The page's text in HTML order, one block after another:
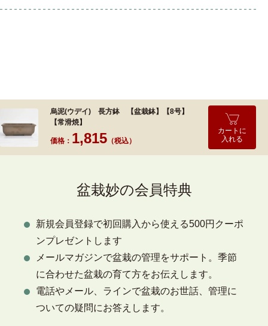
烏泥(ウデイ) 長方鉢 【盆栽鉢】【8号】
【常滑焼】
価格： 1,815 （税込）
カートに
入れる
盆栽妙の会員特典
新規会員登録で初回購入から使える500円クーポ
ンプレゼントします
メールマガジンで盆栽の管理をサポート。季節
に合わせた盆栽の育て方をお伝えします。
電話やメール、ラインで盆栽のお世話、管理に
ついての疑問にお答えします。